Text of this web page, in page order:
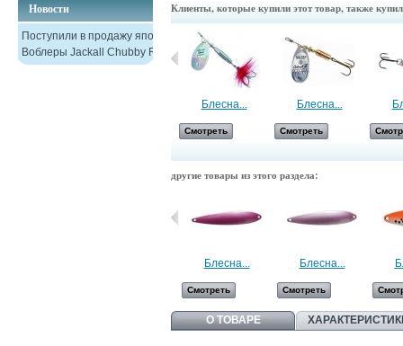
Новости
Поступили в продажу японские
Воблеры Jackall Chubby F38
Клиенты, которые купили этот товар, также
Блесна...
Смотреть
Блесна...
Смотреть
другие товары из этого раздела:
Блесна...
Смотреть
Блесна...
Смотреть
О ТОВАРЕ